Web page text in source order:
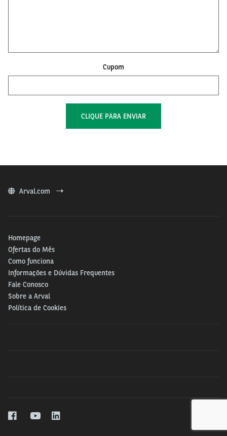
Cupom
Arval.com
Homepage
Ofertas do Mês
Como funciona
Informações e Dúvidas Frequentes
Fale Conosco
Sobre a Arval
Política de Cookies